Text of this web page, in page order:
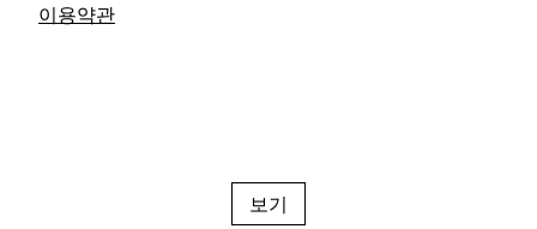
이용약관
보기